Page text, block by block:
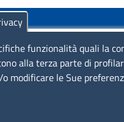
funzionalità quali la
alla terza parte di
le Sue